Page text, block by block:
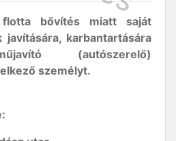
flotta bővítés miatt saját
javítására, karbantartására
(autószerelő)
személyt.